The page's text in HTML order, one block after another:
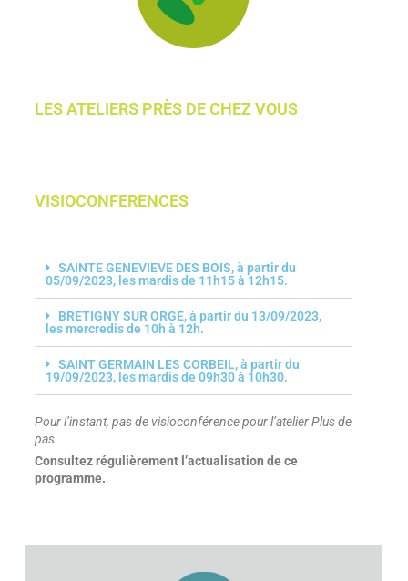
LES ATELIERS PRÈS DE CHEZ VOUS​​
VISIOCONFERENCES
SAINTE GENEVIEVE DES BOIS, à partir du
05/09/2023, les mardis de 11h15 à 12h15.
BRETIGNY SUR ORGE, à partir du 13/09/2023,
les mercredis de 10h à 12h.
SAINT GERMAIN LES CORBEIL, à partir du
19/09/2023, les mardis de 09h30 à 10h30.
Pour l’instant, pas de visioconférence pour l’atelier Plus de
pas.
Consultez régulièrement l’actualisation de ce
programme.